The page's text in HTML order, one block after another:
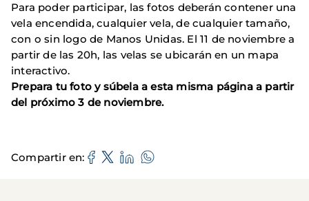
Para poder participar, las fotos deberán contener una
vela encendida, cualquier vela, de cualquier tamaño,
con o sin logo de Manos Unidas. El 11 de noviembre a
partir de las 20h, las velas se ubicarán en un mapa
interactivo.
Prepara tu foto y súbela a esta misma página a partir
del próximo 3 de noviembre.
Compartir en